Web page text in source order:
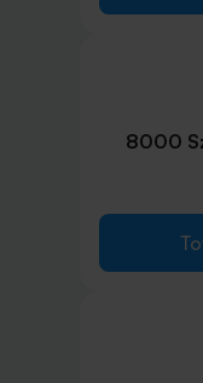
8000